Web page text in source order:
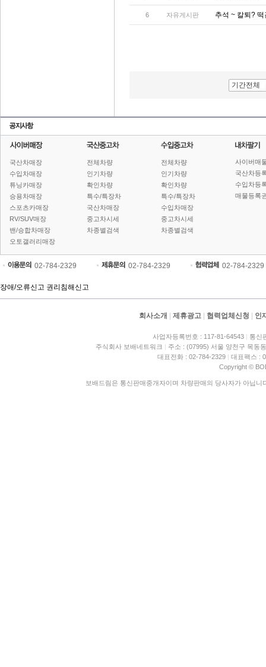
6 자유게시판 추석 ~ 칼퇴?
기간전체
국산차매장
수입차매장
튜닝카매장
승용차매장
스포츠카매장
RV/SUV매장
밴/승합차매장
오토갤러리매장
전체차량
인기차량
확인차량
특수/특장차
국산차매장
중고차시세
차종별검색
전체차량
인기차량
확인차량
특수/특장차
수입차매장
중고차시세
차종별검색
사이버매
국산차등
수입차등
매물등록
02-784-2329 02-784-2329 02-784-2329
장애/오류신고 권리침해신고
회사소개 제휴광고 협력업체신청 인
사업자등록번호 : 117-81-64543 | 통신
주식회사 보배네트워크 | 주소 : (07995) 서울 양천구 목동
대표전화 : 02-784-2329 | 대표팩스 :
Copyright ©
보배드림은 통신판매중개자이며 차량판매의 당사자가 아닙